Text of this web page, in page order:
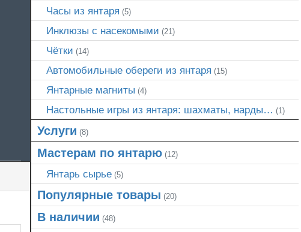
Часы из янтаря (5)
Инклюзы с насекомыми (21)
Чётки (14)
Автомобильные обереги из янтаря (15)
Янтарные магниты (4)
Настольные игры из янтаря: шахматы, нарды… (1)
Услуги (8)
Мастерам по янтарю(12)
Янтарь сырье(5)
Популярные товары (20)
В наличии (48)